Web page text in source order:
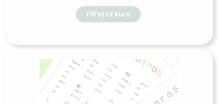
Tilføj til kurv